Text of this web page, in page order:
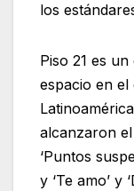
los
Piso 21 es
espacio en
alcanzaron
‘Puntos
y ‘Te amo’ y